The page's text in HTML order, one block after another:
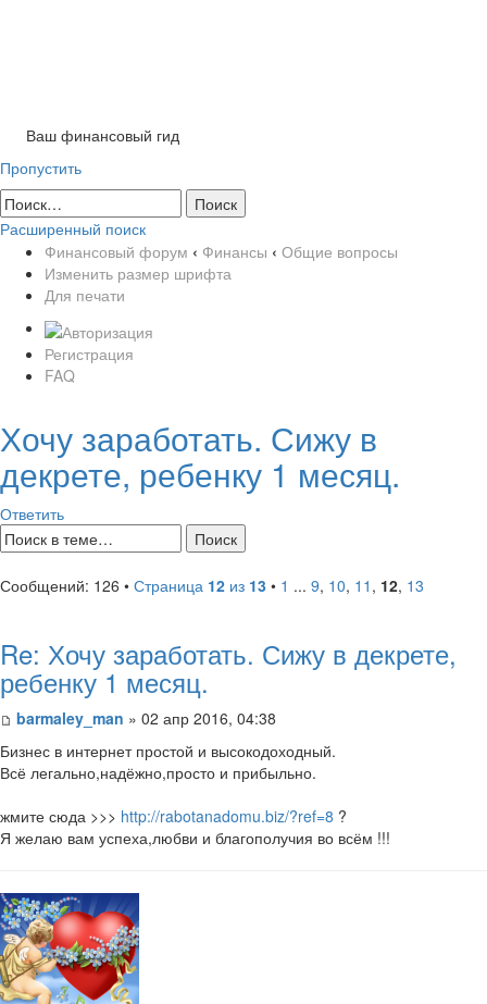
Ваш финансовый гид
Пропустить
Расширенный поиск
Финансовый форум ‹ Финансы ‹ Общие вопросы
Изменить размер шрифта
Для печати
Регистрация
FAQ
Хочу заработать. Сижу в
декрете, ребенку 1 месяц.
Ответить
Сообщений: 126 • Страница 12 из 13 • 1 ... 9, 10, 11 , 12, 13
Re: Хочу заработать. Сижу в декрете,
ребенку 1 месяц.
barmaley_man » 02 апр 2016, 04:38
Бизнес в интернет простой и высокодоходный.
Всё легально,надёжно,просто и прибыльно.
жмите сюда >>> http://rabotanadomu.biz/?ref=8 ?
Я желаю вам успеха,любви и благополучия во всём !!!